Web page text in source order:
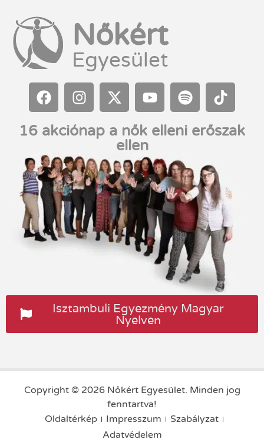
Nőkért
Egyesület
16 akciónap a nők elleni erőszak
ellen
Isztambuli Egyezmény Magyar
Nyelven
Copyright © 2026 Nőkért Egyesület. Minden jog
fenntartva!
Oldaltérkép
Impresszum
Szabályzat
Adatvédelem